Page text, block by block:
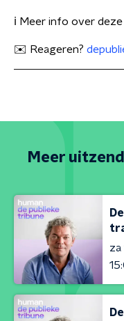
ℹ️ Meer info over
✉️ Reageren?
Meer
za